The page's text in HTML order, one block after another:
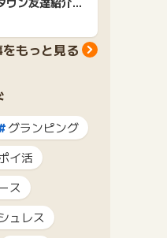
もっと見る
グランピング
イ活
ス
ュレス